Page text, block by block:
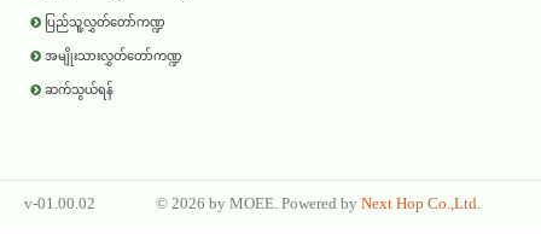
ပြည်သူ့လွှတ်တော်ကဏ္ဍ
အမျိုးသားလွှတ်တော်ကဏ္ဍ
ဆက်သွယ်ရန်
v-01.00.02 © 2026 by MOEE. Powered by Next Hop Co.,Ltd.